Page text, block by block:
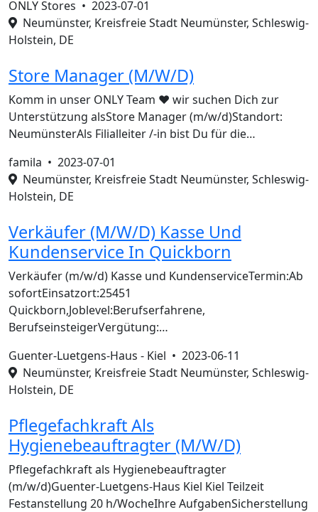
ONLY Stores • 2023-07-01
Neumünster, Kreisfreie Stadt Neumünster, Schleswig-
Holstein, DE
Store Manager (M/W/D)
Komm in unser ONLY Team ❤️ wir suchen Dich zur
Unterstützung alsStore Manager (m/w/d)Standort:
NeumünsterAls Filialleiter /-in bist Du für die…
famila • 2023-07-01
Neumünster, Kreisfreie Stadt Neumünster, Schleswig-
Holstein, DE
Verkäufer (M/W/D) Kasse Und
Kundenservice In Quickborn
Verkäufer (m/w/d) Kasse und KundenserviceTermin:Ab
sofortEinsatzort:25451
Quickborn,Joblevel:Berufserfahrene,
BerufseinsteigerVergütung:…
Guenter-Luetgens-Haus - Kiel • 2023-06-11
Neumünster, Kreisfreie Stadt Neumünster, Schleswig-
Holstein, DE
Pflegefachkraft Als
Hygienebeauftragter (M/W/D)
Pflegefachkraft als Hygienebeauftragter
(m/w/d)Guenter-Luetgens-Haus Kiel Kiel Teilzeit
Festanstellung 20 h/WocheIhre AufgabenSicherstellung